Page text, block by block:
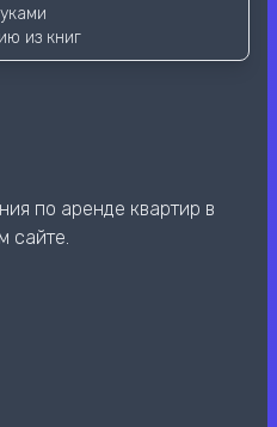
из книг
по аренде квартир в
сайте.